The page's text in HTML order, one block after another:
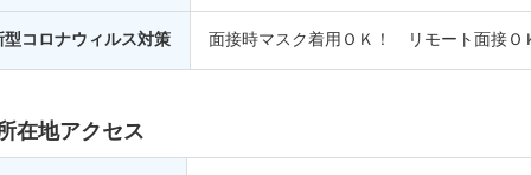
型コロナウィルス対策 面接時マスク着用ＯＫ！ リモート面接Ｏ
在地アクセス